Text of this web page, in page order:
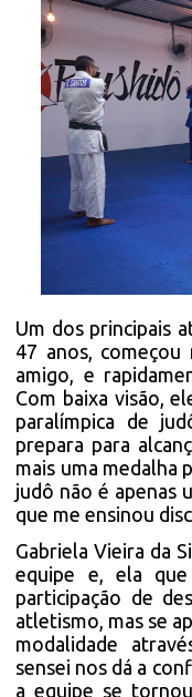
Um dos principais
47 anos,
amigo, e
Com baixa visão,
paralímpica de
prepara para
mais uma medalha
judô não é apenas
que me ensinou
Gabriela Vieira da
equipe e, ela
participação de
atletismo, mas se
modalidade
sensei nos dá a
a equipe se